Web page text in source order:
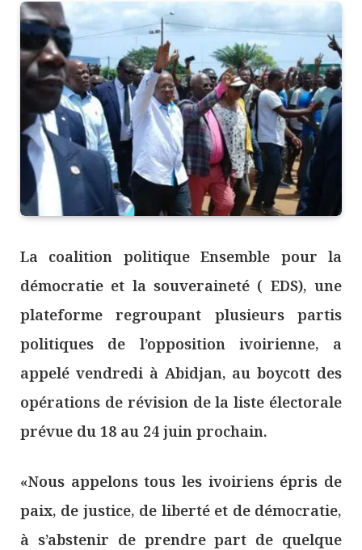
La coalition politique Ensemble pour la
démocratie et la souveraineté ( EDS), une
plateforme regroupant plusieurs partis
politiques de l’opposition ivoirienne, a
appelé vendredi à Abidjan, au boycott des
opérations de révision de la liste électorale
prévue du 18 au 24 juin prochain.
«Nous appelons tous les ivoiriens épris de
paix, de justice, de liberté et de démocratie,
à s’abstenir de prendre part de quelque